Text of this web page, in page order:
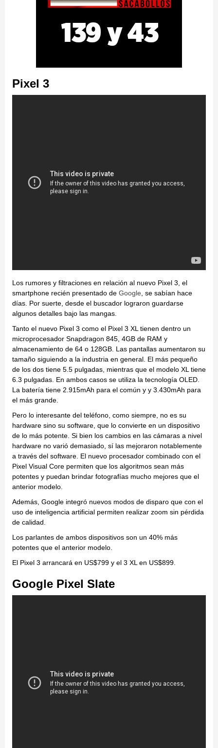
Pixel 3
Los rumores y filtraciones en relación al nuevo Pixel 3, el
smartphone recién presentado de Google , se sabían hace
días. Por suerte, desde el buscador lograron guardarse
algunos detalles bajo las mangas.
Tanto el nuevo Pixel 3 como el Pixel 3 XL tienen dentro un
microprocesador Snapdragon 845, 4GB de RAM y
almacenamiento de 64 o 128GB. Las pantallas aumentaron su
tamaño siguiendo a la industria en general. El más pequeño
de los dos tiene 5.5 pulgadas, mientras que el modelo XL tiene
6.3 pulgadas. En ambos casos se utiliza la tecnología OLED.
La batería tiene 2.915mAh para el común y y 3.430mAh para
el más grande.
Pero lo interesante del teléfono, como siempre, no es su
hardware sino su software, que lo convierte en un dispositivo
de lo más potente. Si bien los cambios en las cámaras a nivel
hardware no varió demasiado, sí las mejoraron notablemente
a través del software. El nuevo procesador combinado con el
Pixel Visual Core permiten que los algoritmos sean más
potentes y puedan brindar fotografías mucho mejores que el
anterior modelo.
Además, Google integró nuevos modos de disparo que con el
uso de inteligencia artificial permiten realizar zoom sin pérdida
de calidad.
Los parlantes de ambos dispositivos son un 40% más
potentes que el anterior modelo.
El Pixel 3 arrancará en US$799 y el 3 XL en US$899.
Google Pixel Slate